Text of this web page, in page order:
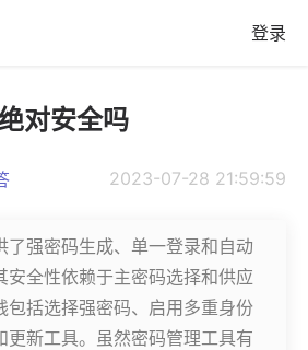
登录
对安全吗
2023-07-28 21:59:59
了强密码生成、单一登录和自动
安全性依赖于主密码选择和供应
包括选择强密码、启用多重身份
更新工具。虽然密码管理工具有